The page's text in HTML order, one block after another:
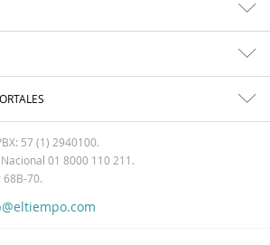
57 (1) 2940100.
01 8000 110 211.
68B-70.